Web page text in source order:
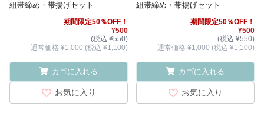
組帯締め・帯揚げセット
期間限定50％OFF！
¥500
(税込 ¥550)
通常価格 ¥1,000 (税込 ¥1,100)
カゴに入れる
お気に入り
組帯締め・帯揚げセット
期間限定50％OFF！
¥500
(税込 ¥550)
通常価格 ¥1,000 (税込 ¥1,100)
カゴに入れる
お気に入り